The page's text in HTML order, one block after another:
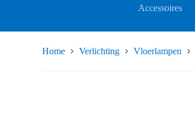
Accessoires
Home Verlichting Vloerlampen